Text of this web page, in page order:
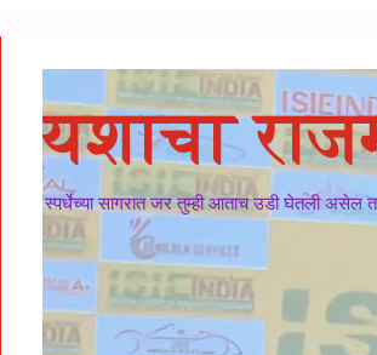
यशाचा
स्पर्धेच्या सागरात जर तुम्ही आताच उडी घेतली असेल